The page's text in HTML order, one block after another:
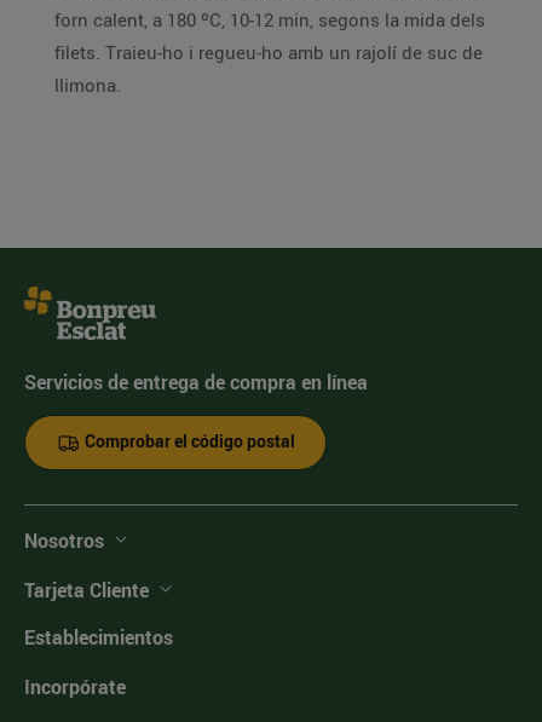
forn calent, a 180 ºC, 10-12 min, segons la mida dels
filets. Traieu-ho i regueu-ho amb un rajolí de suc de
llimona.
Servicios de entrega de compra en línea
Comprobar el código postal
Nosotros
Tarjeta Cliente
Establecimientos
Incorpórate